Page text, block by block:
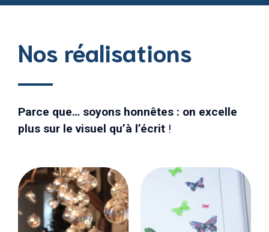
Nos réalisations
Parce que… soyons honnêtes : on excelle
plus sur le visuel qu’à l’écrit !